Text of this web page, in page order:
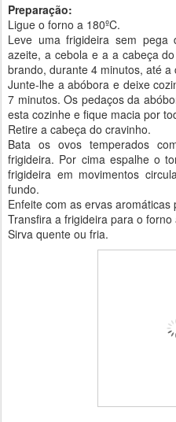
Preparação:
Ligue o forno a 180ºC.
Leve uma frigideira sem
azeite, a cebola e a a cabeça
brando, durante 4 minutos, até a
Junte-lhe a abóbora e deixe
7 minutos. Os pedaços da
esta cozinhe e fique macia por
Retire a cabeça do cravinho.
Bata os ovos temperados
frigideira. Por cima espalhe o
frigideira em movimentos
fundo.
Enfeite com as ervas aromáticas
Transfira a frigideira para o
Sirva quente ou fria.